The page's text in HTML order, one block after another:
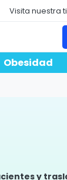
Visita nuestra
Obesidad
y